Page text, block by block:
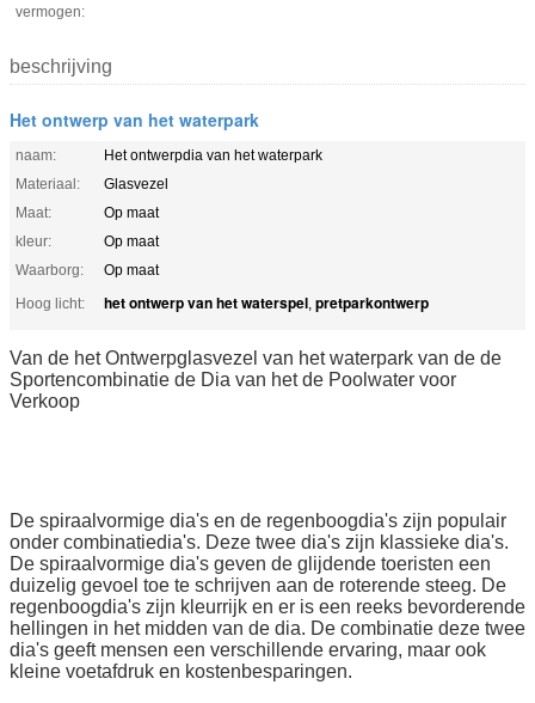
vermogen:
beschrijving
Het ontwerp van het waterpark
naam:
Het ontwerpdia van het waterpark
Materiaal:
Glasvezel
Maat:
Op maat
kleur:
Op maat
Waarborg:
Op maat
Hoog licht:
het ontwerp van het waterspel, pretparkontwerp
Van de het Ontwerpglasvezel van het waterpark van de de
Sportencombinatie de Dia van het de Poolwater voor
Verkoop
De spiraalvormige dia's en de regenboogdia's zijn populair
onder combinatiedia's. Deze twee dia's zijn klassieke dia's.
De spiraalvormige dia's geven de glijdende toeristen een
duizelig gevoel toe te schrijven aan de roterende steeg. De
regenboogdia's zijn kleurrijk en er is een reeks bevorderende
hellingen in het midden van de dia. De combinatie deze twee
dia's geeft mensen een verschillende ervaring, maar ook
kleine voetafdruk en kostenbesparingen.